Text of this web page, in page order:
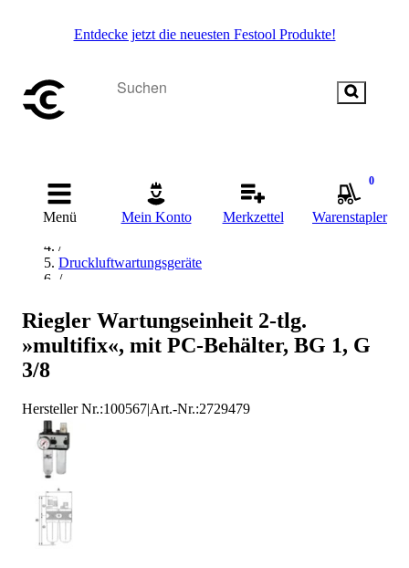
Entdecke jetzt die neuesten Festool Produkte!
Menü Mein Konto Merkzettel
0
Warenstapler
Startseite
/
/
Druckluftwartungsgeräte
/
RIEGLER Wartungseinheiten
Riegler Wartungseinheit 2-tlg.
»multifix«, mit PC-Behälter, BG 1, G
3/8
Hersteller Nr.:100567|Art.-Nr.:2729479